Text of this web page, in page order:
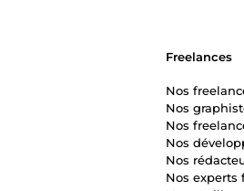
Freelances
Nos
Nos
Nos
Nos
Nos
Nos experts